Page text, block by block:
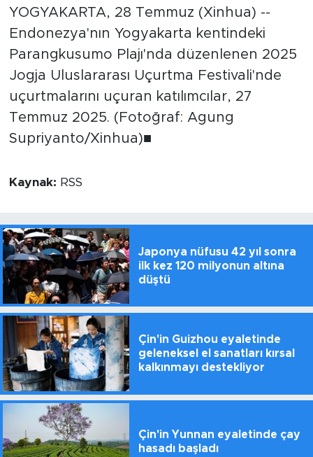
doğru
YOGYAKARTA, 28 Temmuz (Xinhua) --
Endonezya'nın Yogyakarta kentindeki
Parangkusumo Plajı'nda düzenlenen 2025
Jogja Uluslararası Uçurtma Festivali'nde
uçurtmalarını uçuran katılımcılar, 27
Temmuz 2025. (Fotoğraf: Agung
Supriyanto/Xinhua)■
Kaynak: RSS
Japonya nüfusu 42 yıl sonra
ilk kez 120 milyonun altına
düştü
Çin'in Guizhou eyaletinde
geleneksel el sanatları kırsal
kalkınmayı destekliyor
Çin'in Yunnan eyaletinde çay
hasadı başladı